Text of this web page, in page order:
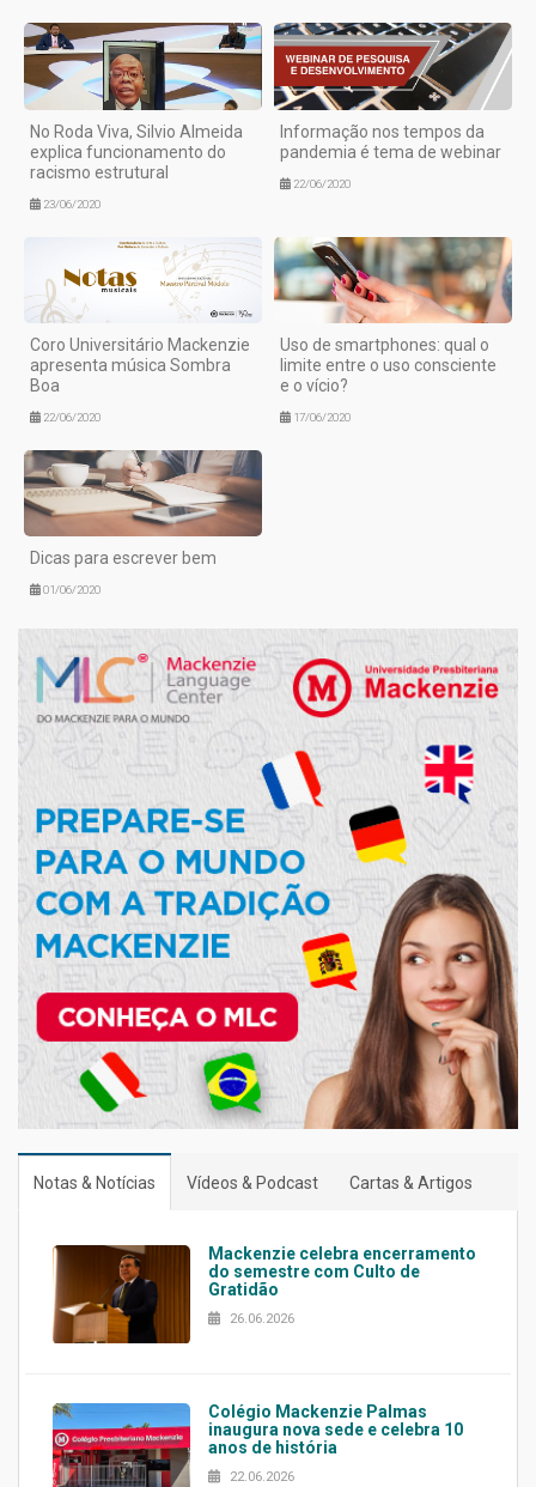
No Roda Viva, Silvio Almeida
explica funcionamento do
racismo estrutural
23/06/2020
Informação nos tempos da
pandemia é tema de webinar
22/06/2020
Coro Universitário Mackenzie
apresenta música Sombra
Boa
22/06/2020
Uso de smartphones: qual o
limite entre o uso consciente
e o vício?
17/06/2020
Dicas para escrever bem
01/06/2020
Notas & Notícias Vídeos & Podcast Cartas & Artigos
Mackenzie celebra encerramento
do semestre com Culto de
Gratidão
26.06.2026
Colégio Mackenzie Palmas
inaugura nova sede e celebra 10
anos de história
22.06.2026